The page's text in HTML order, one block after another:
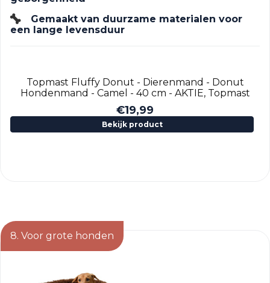
Gemaakt van duurzame materialen voor
een lange levensduur
Topmast Fluffy Donut - Dierenmand - Donut
Hondenmand - Camel - 40 cm - AKTIE, Topmast
€19,99
Bekijk product
8. Voor grote honden